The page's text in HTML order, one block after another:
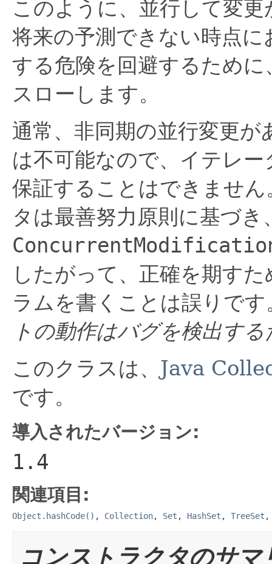
このように、並行して変
将来の予測できない時点
する危険を回避するため
スローします。
通常、非同期の並行変更
は不可能なので、イテレ
保証することはできません
タは最善努力原則に基づき
したがって、正確を期す
ラムを書くことは誤りです
トの動作はバグを検出す
このクラスは、 Java
です。
導入されたバージョン:
1.4
関連項目:
Object.hashCode() , Collection, Set , HashSet , TreeSet
コンストラクタのサマ